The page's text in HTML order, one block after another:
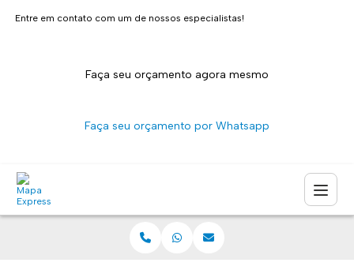
Entre em contato com um de nossos especialistas!
Faça seu orçamento agora mesmo
Faça seu orçamento por Whatsapp